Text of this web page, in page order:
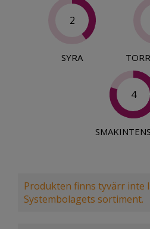
2
SYRA
4
Produkten finns tyvärr inte
Systembolagets sortiment.